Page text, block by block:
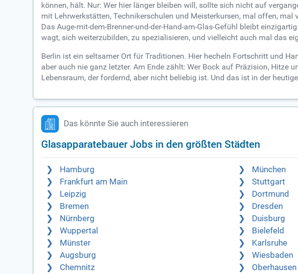
können, hält. Nur: Wer hier länger bleiben will, sollte sich nicht auf
mit Lehrwerkstätten, Technikerschulen und Meisterkursen, mal offen,
Das Auge-mit-dem-Brenner-und-der-Hand-am-Glas-Gefühl bleibt
wagt, sich weiterzubilden, zu spezialisieren, und vielleicht auch mal das
Berlin ist ein seltsamer Ort für Traditionen. Hier hecheln Fortschritt und
aber auch nie ganz letzter. Am Ende zählt: Wer Bock auf Präzision, Hitze
Lebensraum, der fordernd, aber nicht beliebig ist. Und das ist in der
Das könnte Sie auch interessieren
Glasapparatebauer Jobs in den größten Städten
Hamburg München
Frankfurt am Main
Stuttgart
Leipzig
Dortmund
Bremen
Dresden
Nürnberg
Duisburg
Wuppertal
Bielefeld
Münster
Karlsruhe
Augsburg
Wiesbaden
Chemnitz
Oberhausen